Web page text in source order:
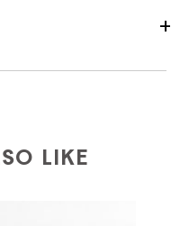
couriers for furniture
LIKE